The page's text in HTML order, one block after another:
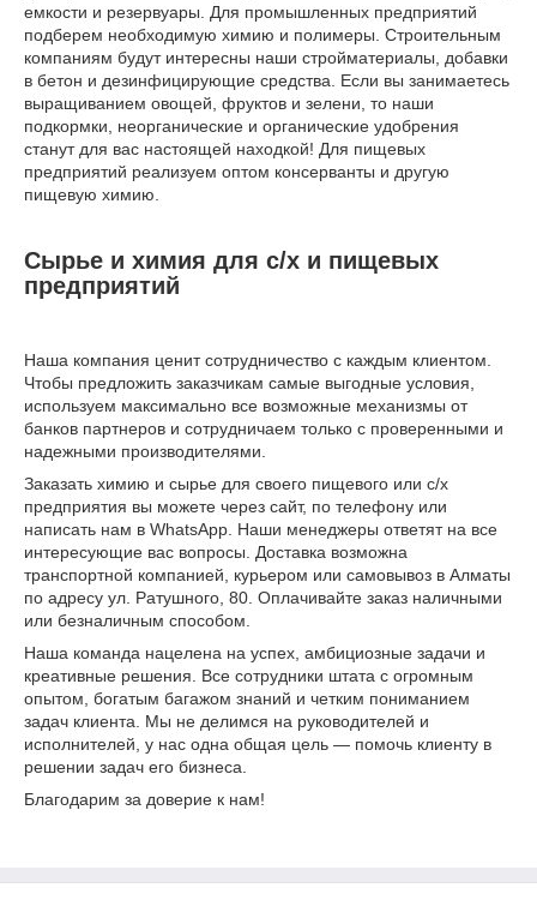
емкости и резервуары. Для промышленных предприятий
подберем необходимую химию и полимеры. Строительным
компаниям будут интересны наши стройматериалы, добавки
в бетон и дезинфицирующие средства. Если вы занимаетесь
выращиванием овощей, фруктов и зелени, то наши
подкормки, неорганические и органические удобрения
станут для вас настоящей находкой! Для пищевых
предприятий реализуем оптом консерванты и другую
пищевую химию.
Сырье и химия для с/х и пищевых
предприятий
Наша компания ценит сотрудничество с каждым клиентом.
Чтобы предложить заказчикам самые выгодные условия,
используем максимально все возможные механизмы от
банков партнеров и сотрудничаем только с проверенными и
надежными производителями.
Заказать химию и сырье для своего пищевого или с/х
предприятия вы можете через сайт, по телефону или
написать нам в WhatsApp. Наши менеджеры ответят на все
интересующие вас вопросы. Доставка возможна
транспортной компанией, курьером или самовывоз в Алматы
по адресу ул. Ратушного, 80. Оплачивайте заказ наличными
или безналичным способом.
Наша команда нацелена на успех, амбициозные задачи и
креативные решения. Все сотрудники штата с огромным
опытом, богатым багажом знаний и четким пониманием
задач клиента. Мы не делимся на руководителей и
исполнителей, у нас одна общая цель — помочь клиенту в
решении задач его бизнеса.
Благодарим за доверие к нам!